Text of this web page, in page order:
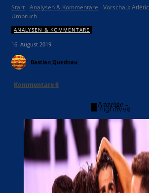
Start Analysen & Kommentare
Vorschau:
Umbruch
ANALYSEN & KOMMENTARE
16. August 2019
Bastian Quednau
Kommentare0
- Anzeige -